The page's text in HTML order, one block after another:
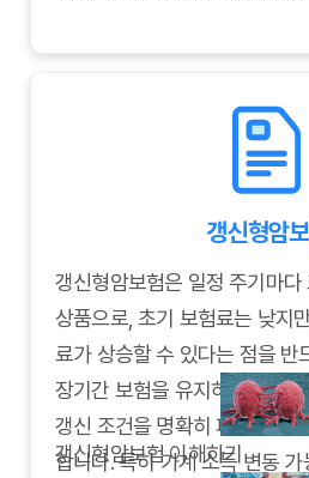
순수보장형으로 전환할 수 있
합니다.
→ 일정 요건을 충족하면 비과
과 기간 제한이 있으므로 세무
세요. 환급금 일부를 비상자금
는 교육비, 은퇴비용, 부채 상
후 가입하시기 바랍니다. 환급
적인 재무 계획과 치료 대비를
갱신형암
갱신형암보험은 일정 주기마
상품으로, 초기 보험료는 낮지
료가 상승할 수 있다는 점을 반
장기간 보험을 유지하려면 갱
갱신 조건을 명확히 파악하고
합니다. 특히 가계 소득 변동
갱신형암보험 이해하기